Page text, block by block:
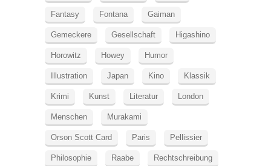
Fantasy Fontana Gaiman
Gemeckere Gesellschaft Higashino
Horowitz Howey Humor
Illustration Japan Kino Klassik
Krimi Kunst Literatur London
Menschen Murakami
Orson Scott Card Paris Pellissier
Philosophie Raabe Rechtschreibung